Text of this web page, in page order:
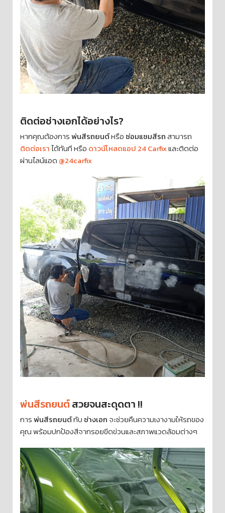
ติดต่อช่างเอกได้อย่างไร?
หากคุณต้องการพ่นสีรถยนต์หรือ ซ่อมแซมสีรถสามารถ
ติดต่อเราได้ทันที หรือ ดาวน์โหลดแอป 24 Carfixและติดต่อ
ผ่านไลน์แอด @24carfix
พ่นสีรถยนต์สวยจนสะดุดตา !!
การพ่นสีรถยนต์กับ ช่างเอก จะช่วยคืนความเงางามให้รถของ
คุณ พร้อมปกป้องสีจากรอยขีดข่วนและสภาพแวดล้อมต่างๆ